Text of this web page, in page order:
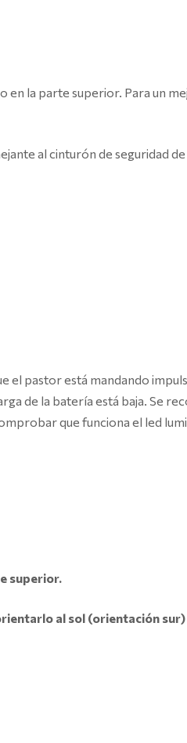
en la parte superior. Para un
al cinturón de seguridad
el pastor está mandando
de la batería está baja. Se
que funciona el led
superior.
al sol (orientación